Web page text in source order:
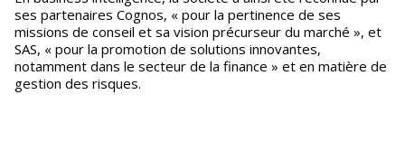
ses partenaires Cognos, « pour la pertinence de ses
missions de conseil et sa vision précurseur du marché », et
SAS, « pour la promotion de solutions innovantes,
notamment dans le secteur de la finance » et en matière de
gestion des risques.